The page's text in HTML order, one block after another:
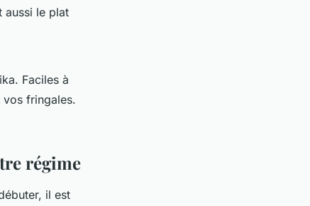
aussi le plat
Faciles à
fringales.
régime
il est